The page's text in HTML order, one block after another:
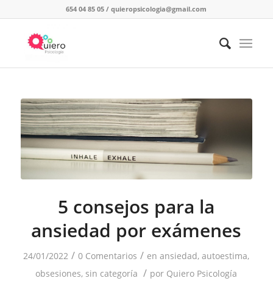
654 04 85 05 /quieropsicologia@gmail.com
5 consejos para la
ansiedad por exámenes
24/01/2022 / 0 Comentarios / enansiedad,autoestima,
obsesiones, sin categoría / por Quiero Psicología